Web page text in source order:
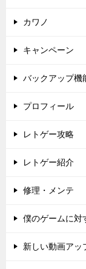
カワノ
キャンペーン
バックアップ機
プロフィール
レトゲー攻略
レトゲー紹介
修理・メンテ
僕のゲームに対
新しい動画アッ